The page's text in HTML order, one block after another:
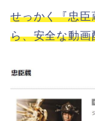
せっかく『忠
ら、安全な動画